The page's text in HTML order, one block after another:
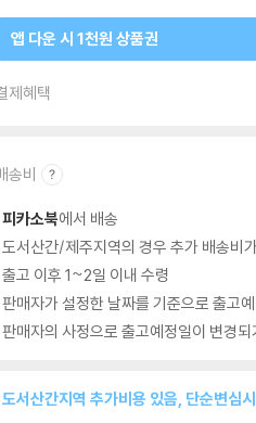
앱 다운 시 1천원 상품권
제혜택
송비
피카소북에서 배송
도서산간/제주지역의 경우 추가 배송비
출고 이후 1~2일 이내 수령
판매자가 설정한 날짜를 기준으로 출고
판매자의 사정으로 출고예정일이 변경
도서산간지역 추가비용 있음, 단순변심